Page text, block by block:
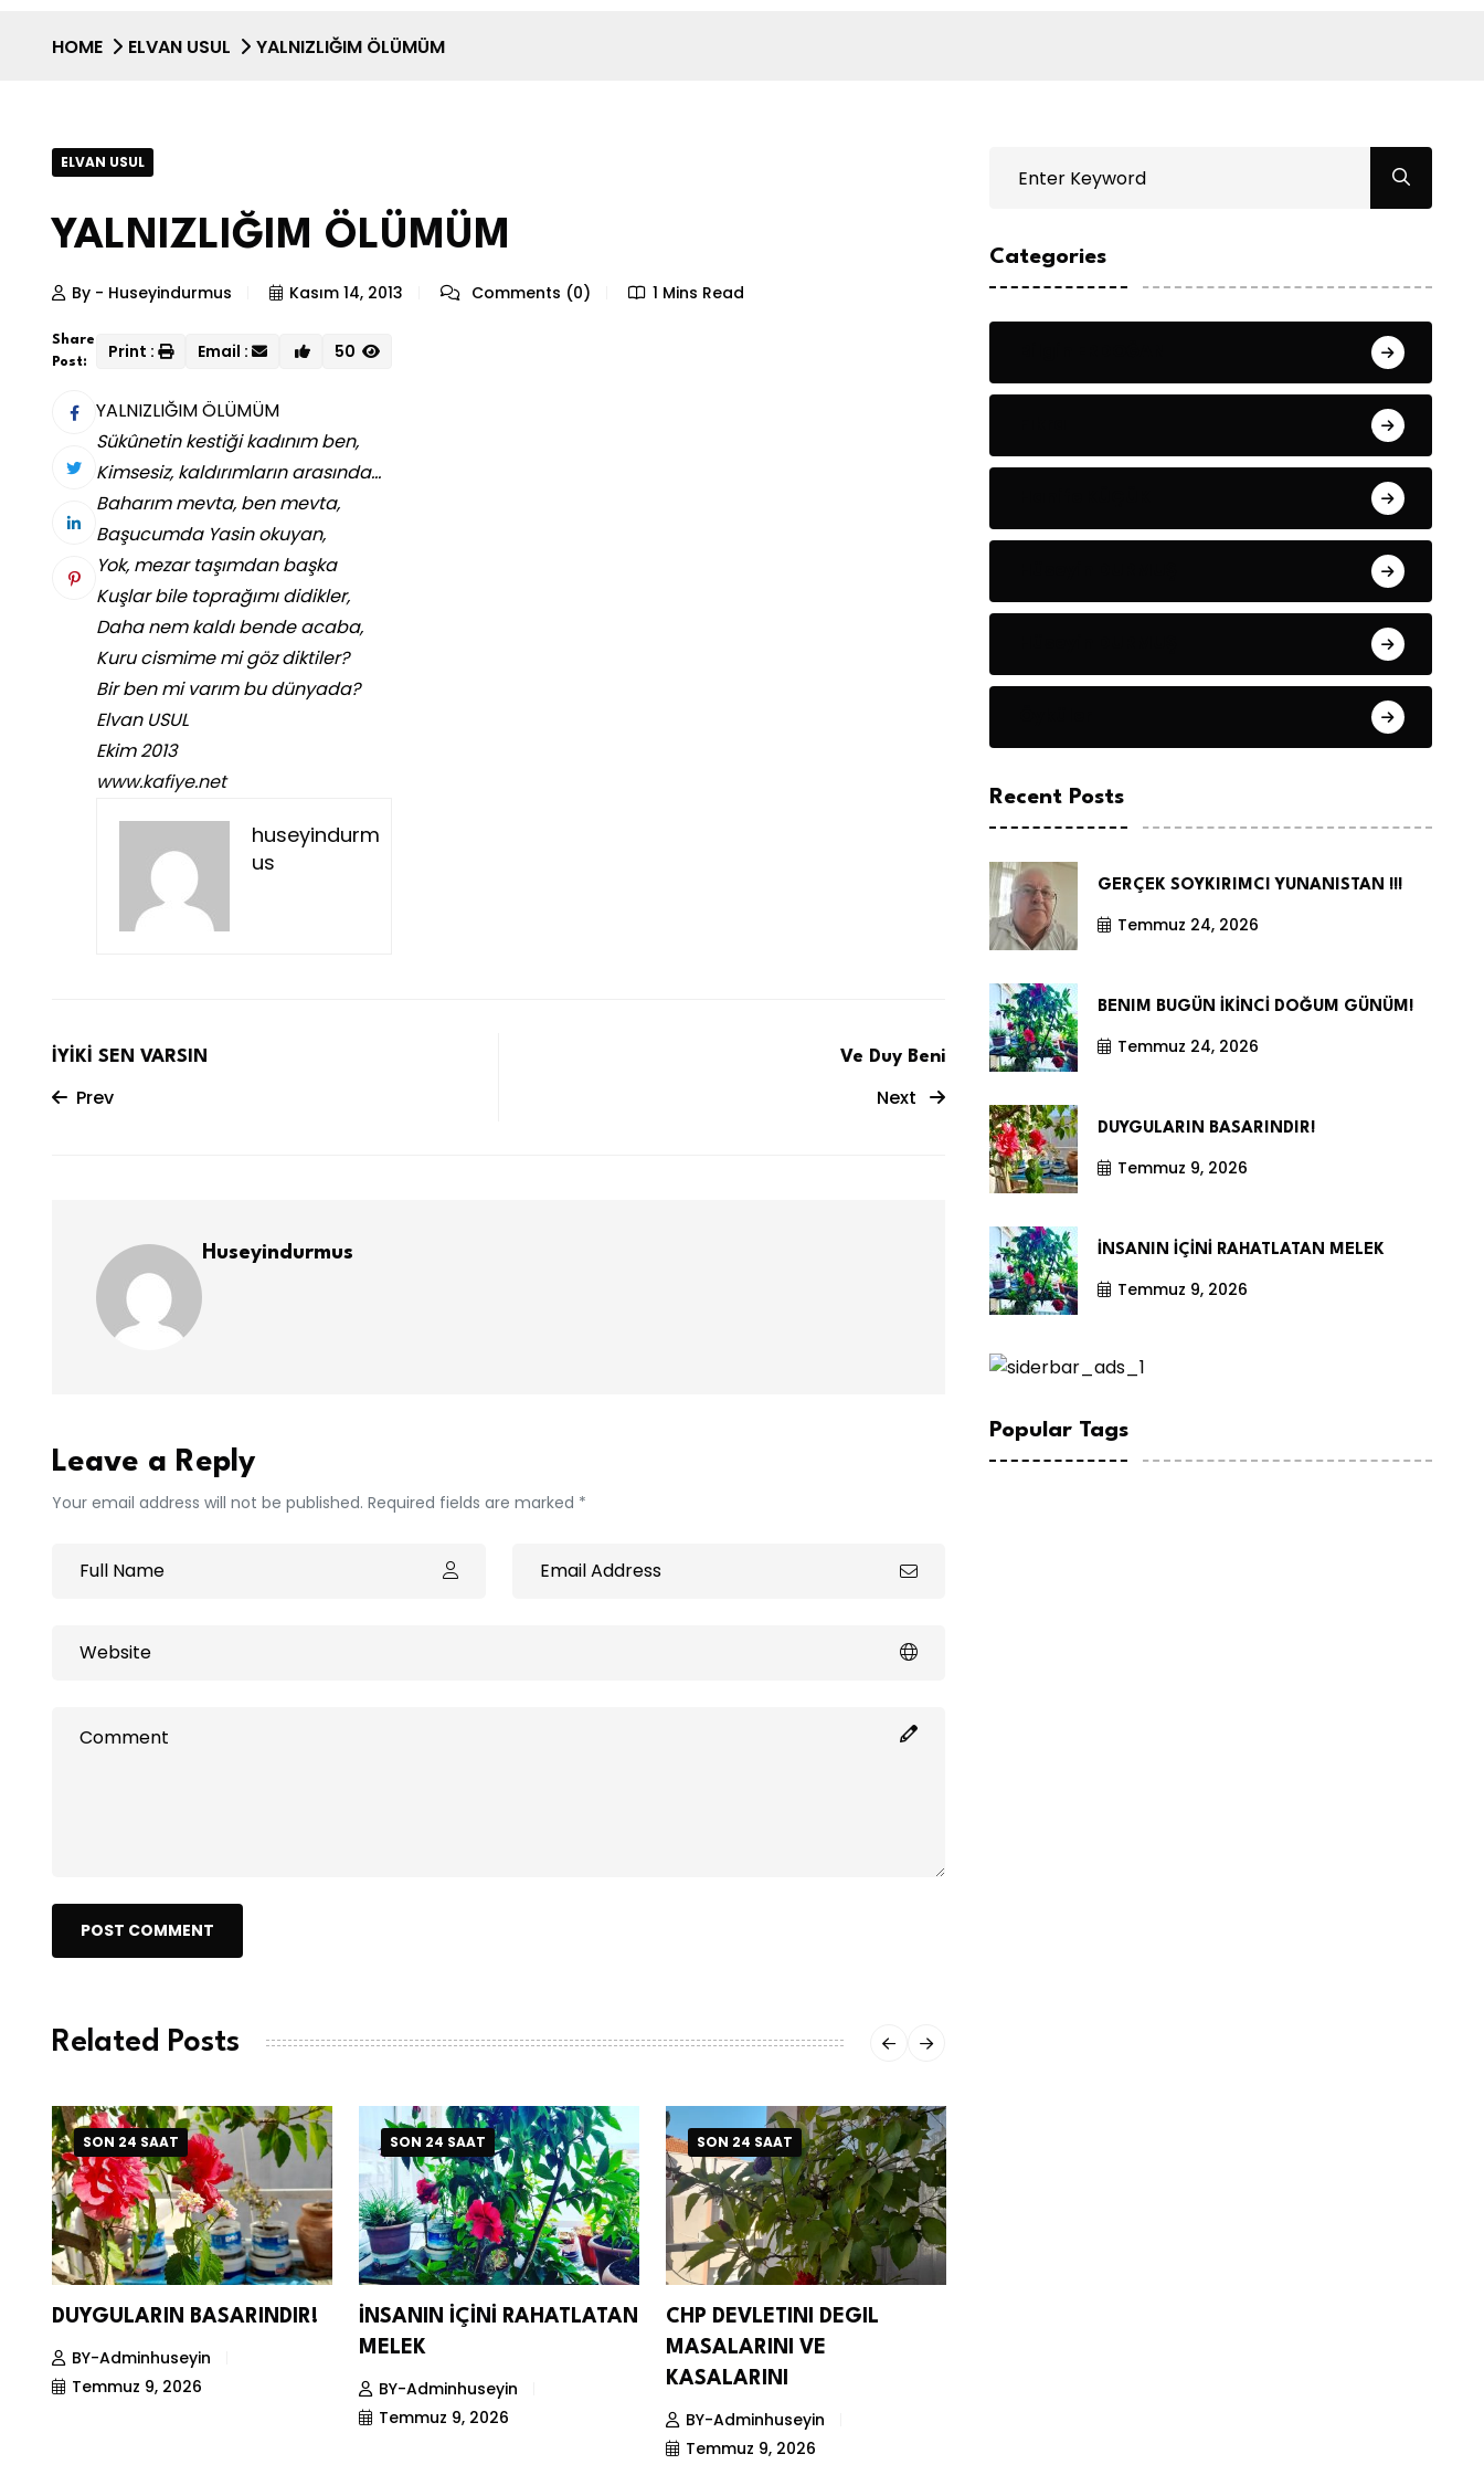
HOME ELVAN USUL YALNIZLIĞIM ÖLÜMÜM
ELVAN USUL
YALNIZLIĞIM ÖLÜMÜM
By - Huseyindurmus Kasım 14, 2013 Comments (0) 1 Mins Read
Share
Post:
Print : Email : 50
YALNIZLIĞIM ÖLÜMÜM
Sükûnetin kestiği kadınım ben,
Kimsesiz, kaldırımların arasında…
Baharım mevta, ben mevta,
Başucumda Yasin okuyan,
Yok, mezar taşımdan başka
Kuşlar bile toprağımı didikler,
Daha nem kaldı bende acaba,
Kuru cismime mi göz diktiler?
Bir ben mi varım bu dünyada?
Elvan USUL
Ekim 2013
www.kafiye.net
huseyindurm
us
İYİKİ SEN VARSIN
Prev
Ve Duy Beni
Next
Huseyindurmus
Leave a Reply
Your email address will not be published. Required fields are marked *
POST COMMENT
Related Posts
SON 24 SAAT
DUYGULARIN BASARINDIR!
BY-Adminhuseyin
Temmuz 9, 2026
SON 24 SAAT
İNSANIN İÇİNİ RAHATLATAN
MELEK
BY-Adminhuseyin
Temmuz 9, 2026
SON 24 SAAT
CHP DEVLETINI DEGIL
MASALARINI VE
KASALARINI
BY-Adminhuseyin
Temmuz 9, 2026
Categories
Recent Posts
GERÇEK SOYKIRIMCI YUNANISTAN !!!
Temmuz 24, 2026
BENIM BUGÜN İKİNCİ DOĞUM GÜNÜM!
Temmuz 24, 2026
DUYGULARIN BASARINDIR!
Temmuz 9, 2026
İNSANIN İÇİNİ RAHATLATAN MELEK
Temmuz 9, 2026
Popular Tags